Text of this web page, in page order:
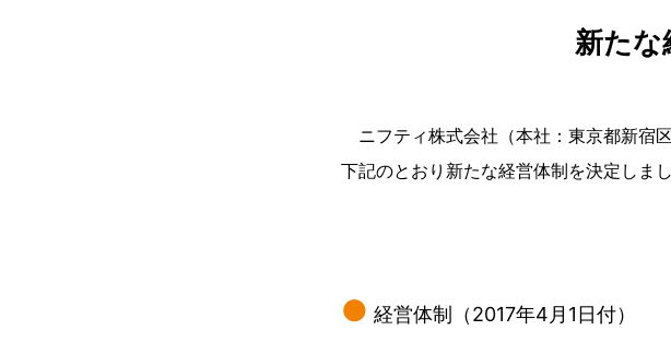
新たな
ニフティ株式会社（本社：東京都新宿
下記のとおり新たな経営体制を決定しま
経営体制（2017年4月1日付）